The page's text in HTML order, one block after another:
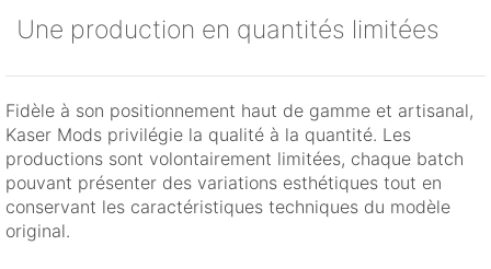
Une production en quantités limitées
Fidèle à son positionnement haut de gamme et artisanal,
Kaser Mods privilégie la qualité à la quantité. Les
productions sont volontairement limitées, chaque batch
pouvant présenter des variations esthétiques tout en
conservant les caractéristiques techniques du modèle
original.